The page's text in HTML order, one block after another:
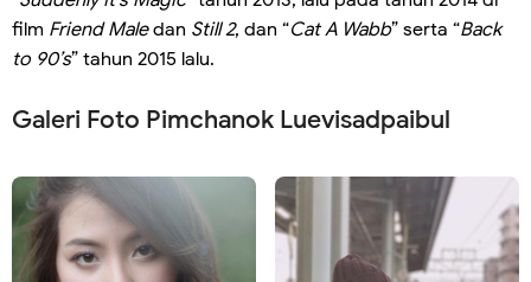
film Friend Maledan Still 2, dan “Cat A Wabb” serta “Back
to 90’s” tahun 2015 lalu.
Galeri Foto Pimchanok Luevisadpaibul